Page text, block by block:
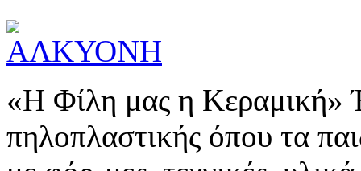
«Η Φίλη μας η Κεραμική»
πηλοπλαστικής όπου τα